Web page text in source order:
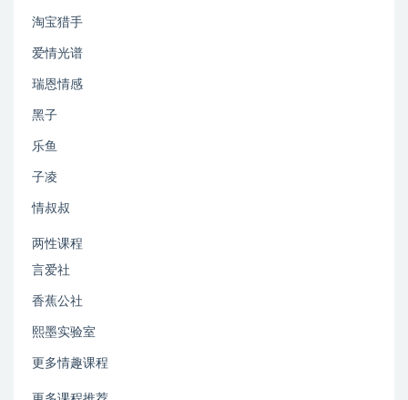
淘宝猎手
爱情光谱
瑞恩情感
黑子
乐鱼
子凌
情叔叔
两性课程
言爱社
香蕉公社
熙墨实验室
更多情趣课程